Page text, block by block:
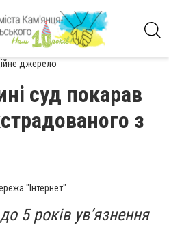
джерело
суд покарав
з
"Інтернет"
5 років ув’язнення